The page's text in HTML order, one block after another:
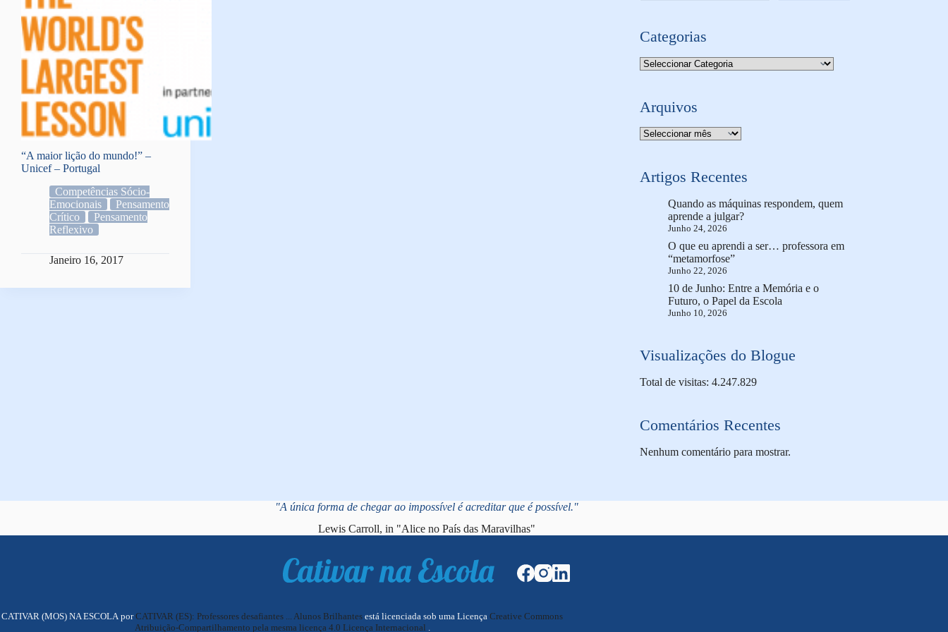
“A maior lição do mundo!” –
Unicef – Portugal
Competências Sócio-
Emocionais
Pensamento
Crítico
Pensamento
Reflexivo
Janeiro 16, 2017
Categorias
Categorias
Arquivos
Arquivo
Artigos Recentes
Quando as máquinas respondem, quem
aprende a julgar?
Junho 24, 2026
O que eu aprendi a ser… professora em
“metamorfose”
Junho 22, 2026
10 de Junho: Entre a Memória e o
Futuro, o Papel da Escola
Junho 10, 2026
Visualizações do Blogue
Total de visitas: 4.247.829
Comentários Recentes
Nenhum comentário para mostrar.
"A única forma de chegar ao impossível é acreditar que é possível."
Lewis Carroll, in "Alice no País das Maravilhas"
CATIVAR (MOS) NA ESCOLA porCATIVAR (ES): Professores desafiantes ... Alunos Brilhantes está licenciada sob uma Licença Creative Commons
Atribuição-Compartilhamento pela mesma licença 4.0 Licença Internacional